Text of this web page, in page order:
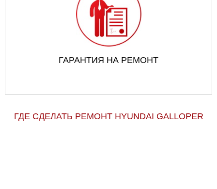
ГАРАНТИЯ НА РЕМОНТ
ГДЕ СДЕЛАТЬ РЕМОНТ HYUNDAI GALLOPER